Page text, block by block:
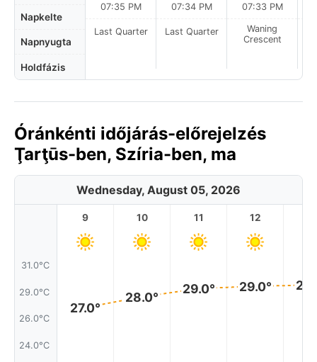
Napkelte
Napnyugta
Holdfázis
07:35 PM
Last Quarter
07:34 PM
Last Quarter
07:33 PM
Waning
Crescent
Óránkénti időjárás-előrejelzés
Ţarţūs-ben, Szíria-ben, ma
Wednesday, August 05, 2026
31.0°C
29.0°C
26.0°C
24.0°C
9
27.0°
10
28.0°
11
29.0°
12
29.0°